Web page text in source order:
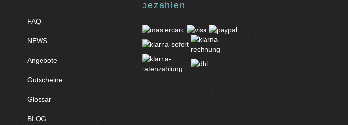
FAQ
NEWS
Angebote
Gutscheine
Glossar
BLOG
bezahlen